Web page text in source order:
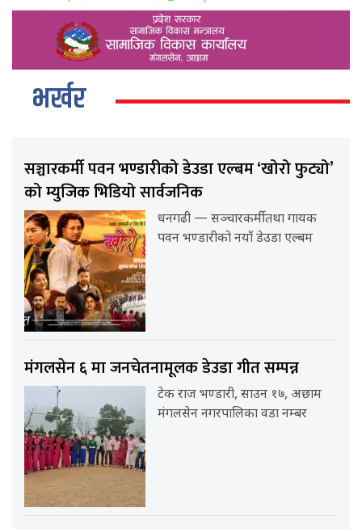
भर्खर
सञ्चारकर्मी पवन भण्डारीको डेउडा एल्बम ‘खोरो फुट्यो’
को म्युजिक भिडियो सार्वजनिक
धनगढी — सञ्चारकर्मी तथा गायक
पवन भण्डारीको नयाँ डेउडा एल्बम
मंगलसेन ६ मा जनचेतनामूलक डेउडा गीत सम्पन्न
टेक राज भण्डारी, साउन १७, अछाम
मंगलसेन नगरपालिका वडा नम्बर